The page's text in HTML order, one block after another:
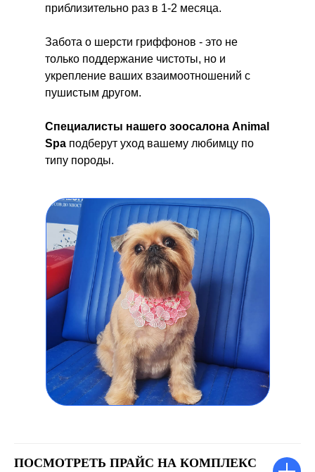
приблизительно раз в 1-2 месяца.
Забота о шерсти гриффонов - это не
только поддержание чистоты, но и
укрепление ваших взаимоотношений с
пушистым другом.
Специалисты нашего зоосалона Animal
Spa подберут уход вашему любимцу по
типу породы.
ПОСМОТРЕТЬ ПРАЙС НА КОМПЛЕКС